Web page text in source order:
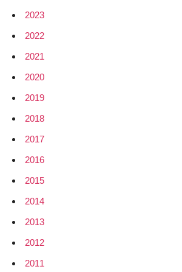
2023
2022
2021
2020
2019
2018
2017
2016
2015
2014
2013
2012
2011